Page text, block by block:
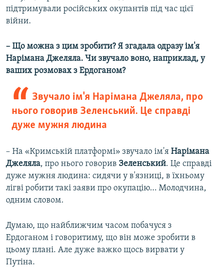
підтримували російських окупантів під час цієї
війни.
– Що можна з цим зробити? Я згадала одразу ім'я
Нарімана Джеляла. Чи звучало воно, наприклад, у
ваших розмовах з Ердоганом?
Звучало ім'я Нарімана Джеляла, про
нього говорив Зеленський. Це справді
дуже мужня людина
– На «Кримській платформі» звучало ім'я Нарімана
Джеляла, про нього говорив Зеленський. Це справді
дуже мужня людина: сидячи у в'язниці, в їхньому
лігві робити такі заяви про окупацію… Молодчина,
одним словом.
Думаю, що найближчим часом побачуся з
Ердоганом і говоритиму, що він може зробити в
цьому плані. Але дуже важко щось вирвати у
Путіна.